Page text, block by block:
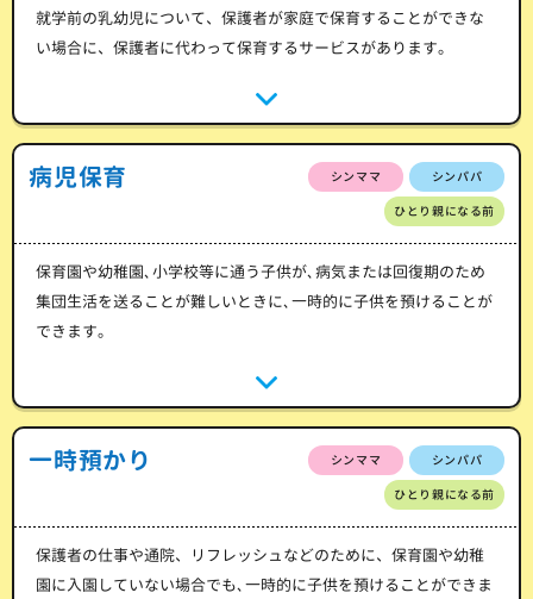
就学前の乳幼児について、保護者が家庭で保育することができな
い場合に、保護者に代わって保育するサービスがあります。
病児保育 シンママ シンパパ
ひとり親になる前
保育園や幼稚園､小学校等に通う子供が､病気または回復期のため
集団生活を送ることが難しいときに､一時的に子供を預けることが
できます。
一時預かり シンママ シンパパ
ひとり親になる前
保護者の仕事や通院、リフレッシュなどのために、保育園や幼稚
園に入園していない場合でも､一時的に子供を預けることができま